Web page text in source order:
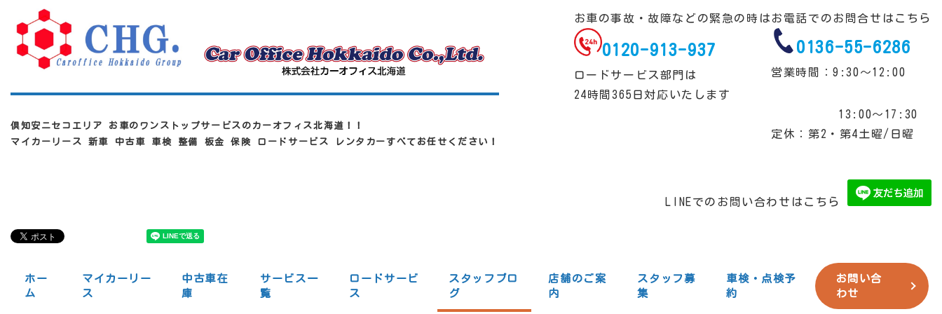
倶知安ニセコエリア お車のワンストップサービスのカーオフィス北海道！！
マイカーリース 新車 中古車 車検 整備 板金 保険 ロードサービス レンタカーすべてお任せください！
お電話でのお問合せはこちら
0136-55-6286
営業時間：9:30～12:00
13:00～17:30
定休：第2・第4土曜/日曜
お車の事故・故障などの緊急の時は
0120-913-937
ロードサービス部門は
24時間365日対応いたします
LINEでのお問い合わせはこちら
ホー
ム
マイカーリー
ス
中古車在
庫
サービス一
覧
ロードサービ
ス
スタッフブロ
グ
店舗のご案
内
スタッフ募
集
車検・点検予
約
お問い合
わせ